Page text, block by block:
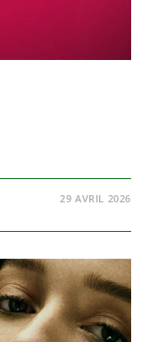
29 AVRIL 2026